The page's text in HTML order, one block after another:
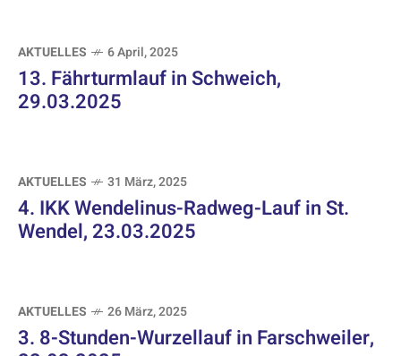
AKTUELLES 6 April, 2025
13. Fährturmlauf in Schweich,
29.03.2025
AKTUELLES 31 März, 2025
4. IKK Wendelinus-Radweg-Lauf in St.
Wendel, 23.03.2025
AKTUELLES 26 März, 2025
3. 8-Stunden-Wurzellauf in Farschweiler,